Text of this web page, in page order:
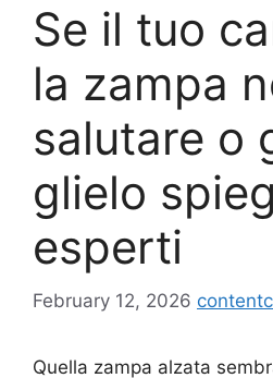
Se il tuo
la zampa
salutare o
glielo
esperti
February 12, 2026
Quella zampa alzata